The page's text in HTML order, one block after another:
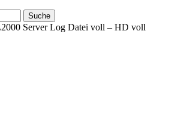
Server Log Datei voll – HD voll